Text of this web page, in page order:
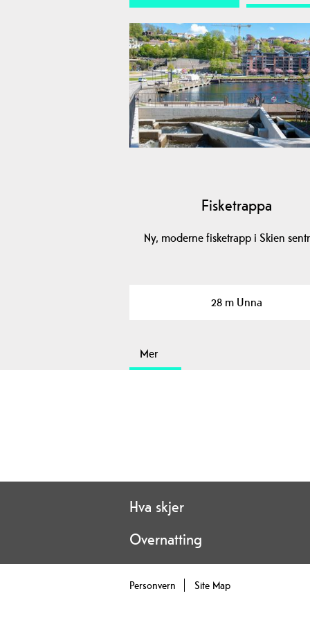
Fisketrappa
Ny, moderne fisketrapp i Skien
28 m Unna
Mer
Hva skjer
Overnatting
Personvern Site Map